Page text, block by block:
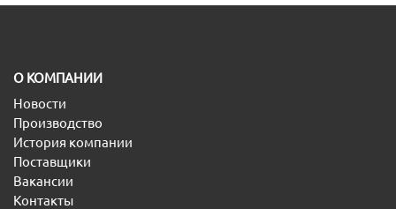
O КОМПАНИИ
Новости
Производство
История компании
Поставщики
Вакансии
Контакты